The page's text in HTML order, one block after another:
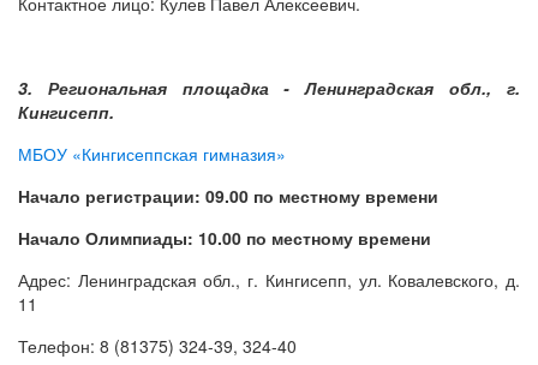
3. Региональная площадка - Ленинградская обл., г.
Кингисепп.
МБОУ «Кингисеппская гимназия»
Начало регистрации: 09.00 по местному времени
Начало Олимпиады: 10.00 по местному времени
Адрес: Ленинградская обл., г. Кингисепп, ул. Ковалевского, д.
11
Телефон: 8 (81375) 324-39, 324-40